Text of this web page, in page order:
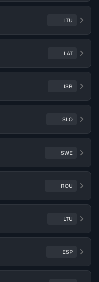
LTU
LAT
ISR
SLO
SWE
ROU
LTU
ESP